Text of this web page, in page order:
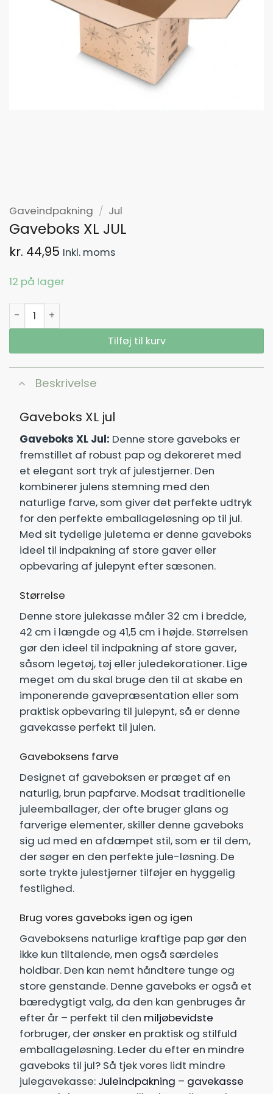
Gaveindpakning / Jul
Gaveboks XL JUL
kr. 44,95 Inkl. moms
12 på lager
Gaveboks XL JUL antal
Tilføj til kurv
Beskrivelse
Gaveboks XL jul
Gaveboks XL Jul: Denne store gaveboks er
fremstillet af robust pap og dekoreret med
et elegant sort tryk af julestjerner. Den
kombinerer julens stemning med den
naturlige farve, som giver det perfekte udtryk
for den perfekte emballageløsning op til jul.
Med sit tydelige juletema er denne gaveboks
ideel til indpakning af store gaver eller
opbevaring af julepynt efter sæsonen.
Størrelse
Denne store julekasse måler 32 cm i bredde,
42 cm i længde og 41,5 cm i højde. Størrelsen
gør den ideel til indpakning af store gaver,
såsom legetøj, tøj eller juledekorationer. Lige
meget om du skal bruge den til at skabe en
imponerende gavepræsentation eller som
praktisk opbevaring til julepynt, så er denne
gavekasse perfekt til julen.
Gaveboksens farve
Designet af gaveboksen er præget af en
naturlig, brun papfarve. Modsat traditionelle
juleemballager, der ofte bruger glans og
farverige elementer, skiller denne gaveboks
sig ud med en afdæmpet stil, som er til dem,
der søger en den perfekte jule-løsning. De
sorte trykte julestjerner tilføjer en hyggelig
festlighed.
Brug vores gaveboks igen og igen
Gaveboksens naturlige kraftige pap gør den
ikke kun tiltalende, men også særdeles
holdbar. Den kan nemt håndtere tunge og
store genstande. Denne gaveboks er også et
bæredygtigt valg, da den kan genbruges år
efter år – perfekt til den miljøbevidste
forbruger, der ønsker en praktisk og stilfuld
emballageløsning. Leder du efter en mindre
gaveboks til jul? Så tjek vores lidt mindre
julegavekasse: Juleindpakning – gavekasse